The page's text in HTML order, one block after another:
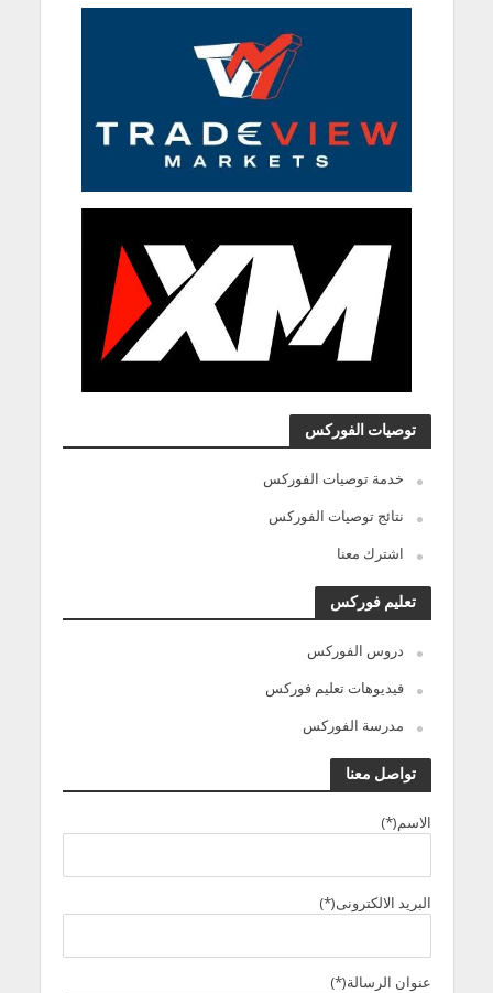
توصيات الفوركس
خدمة توصيات الفوركس
نتائج توصيات الفوركس
اشترك معنا
تعليم فوركس
دروس الفوركس
فيديوهات تعليم فوركس
مدرسة الفوركس
تواصل معنا
الاسم(*)
البريد الالكترونى(*)
عنوان الرسالة(*)